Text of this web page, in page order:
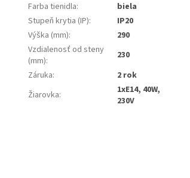
Farba tienidla:
biela
Stupeň krytia (IP):
IP20
Výška (mm):
290
Vzdialenosť od steny
(mm):
230
Záruka:
2 rok
Žiarovka:
1xE14, 40W,
230V